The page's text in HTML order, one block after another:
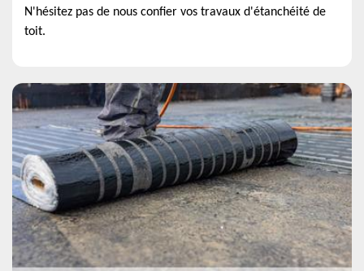
N'hésitez pas de nous confier vos travaux d'étanchéité de
toit.